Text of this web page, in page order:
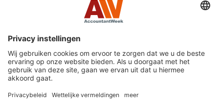
Werken bij ons
Privacy Statement
Algemene Voorwaarden
Privacyinstellingen